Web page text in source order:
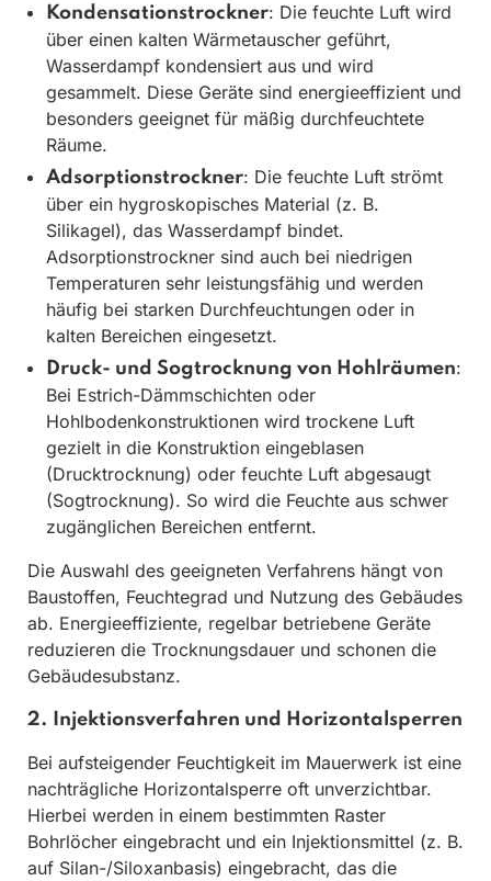
Kondensationstrockner: Die feuchte Luft wird
über einen kalten Wärmetauscher geführt,
Wasserdampf kondensiert aus und wird
gesammelt. Diese Geräte sind energieeffizient und
besonders geeignet für mäßig durchfeuchtete
Räume.
Adsorptionstrockner: Die feuchte Luft strömt
über ein hygroskopisches Material (z. B.
Silikagel), das Wasserdampf bindet.
Adsorptionstrockner sind auch bei niedrigen
Temperaturen sehr leistungsfähig und werden
häufig bei starken Durchfeuchtungen oder in
kalten Bereichen eingesetzt.
Druck- und Sogtrocknung von Hohlräumen:
Bei Estrich-Dämmschichten oder
Hohlbodenkonstruktionen wird trockene Luft
gezielt in die Konstruktion eingeblasen
(Drucktrocknung) oder feuchte Luft abgesaugt
(Sogtrocknung). So wird die Feuchte aus schwer
zugänglichen Bereichen entfernt.
Die Auswahl des geeigneten Verfahrens hängt von
Baustoffen, Feuchtegrad und Nutzung des Gebäudes
ab. Energieeffiziente, regelbar betriebene Geräte
reduzieren die Trocknungsdauer und schonen die
Gebäudesubstanz.
2. Injektionsverfahren und Horizontalsperren
Bei aufsteigender Feuchtigkeit im Mauerwerk ist eine
nachträgliche Horizontalsperre oft unverzichtbar.
Hierbei werden in einem bestimmten Raster
Bohrlöcher eingebracht und ein Injektionsmittel (z. B.
auf Silan-/Siloxanbasis) eingebracht, das die